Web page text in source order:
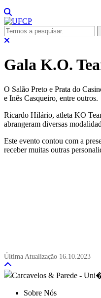
Gala K.O.
O Salão Preto e Prata do
e Inês Casqueiro, entre outros.
Ricardo Hilário, atleta KO
abrangeram diversas
Este evento contou com a
receber muitas outras
Última Atualização 16.10.2023
Sobre Nós